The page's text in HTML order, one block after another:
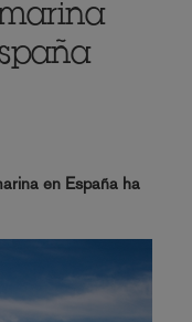
en España ha